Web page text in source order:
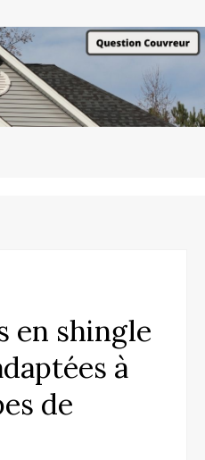
en shingle
à
de